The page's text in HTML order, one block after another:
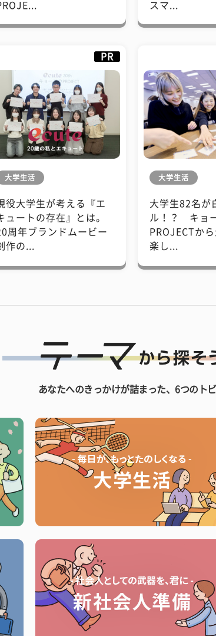
スマ...
PR
大学生活
役大学生が考える『エ
ュートの存在』とは。
周年ブランドムービー
作の...
大学生活
大学生82名が
ル！？ キョ
PROJECTから
楽し...
あなたへのきっかけが詰まった、6つのト